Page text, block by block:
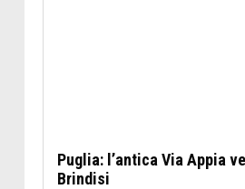
Puglia: l’antica Via Appia
Brindisi